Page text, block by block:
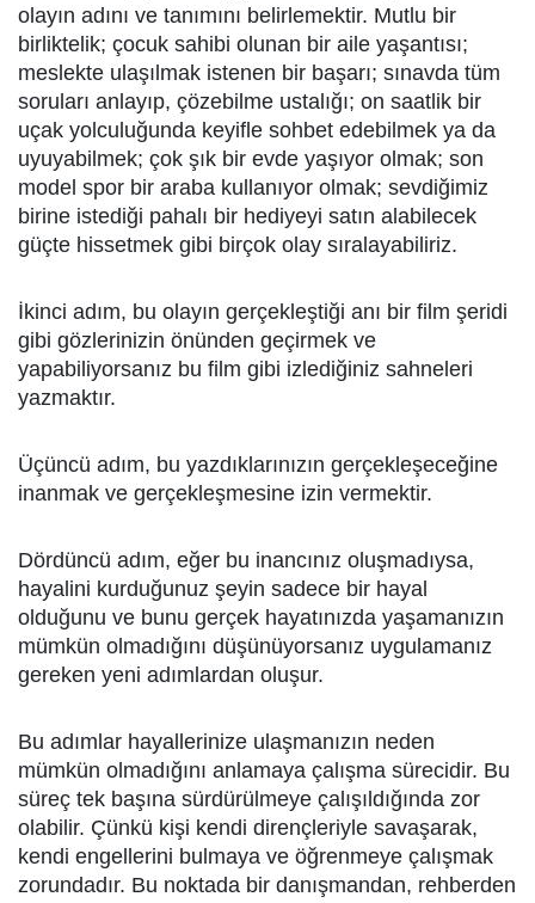
olayın adını ve tanımını belirlemektir. Mutlu bir
birliktelik; çocuk sahibi olunan bir aile yaşantısı;
meslekte ulaşılmak istenen bir başarı; sınavda tüm
soruları anlayıp, çözebilme ustalığı; on saatlik bir
uçak yolculuğunda keyifle sohbet edebilmek ya da
uyuyabilmek; çok şık bir evde yaşıyor olmak; son
model spor bir araba kullanıyor olmak; sevdiğimiz
birine istediği pahalı bir hediyeyi satın alabilecek
güçte hissetmek gibi birçok olay sıralayabiliriz.
İkinci adım, bu olayın gerçekleştiği anı bir film şeridi
gibi gözlerinizin önünden geçirmek ve
yapabiliyorsanız bu film gibi izlediğiniz sahneleri
yazmaktır.
Üçüncü adım, bu yazdıklarınızın gerçekleşeceğine
inanmak ve gerçekleşmesine izin vermektir.
Dördüncü adım, eğer bu inancınız oluşmadıysa,
hayalini kurduğunuz şeyin sadece bir hayal
olduğunu ve bunu gerçek hayatınızda yaşamanızın
mümkün olmadığını düşünüyorsanız uygulamanız
gereken yeni adımlardan oluşur.
Bu adımlar hayallerinize ulaşmanızın neden
mümkün olmadığını anlamaya çalışma sürecidir. Bu
süreç tek başına sürdürülmeye çalışıldığında zor
olabilir. Çünkü kişi kendi dirençleriyle savaşarak,
kendi engellerini bulmaya ve öğrenmeye çalışmak
zorundadır. Bu noktada bir danışmandan, rehberden